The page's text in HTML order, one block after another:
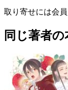
取り寄せには会
同じ著者の